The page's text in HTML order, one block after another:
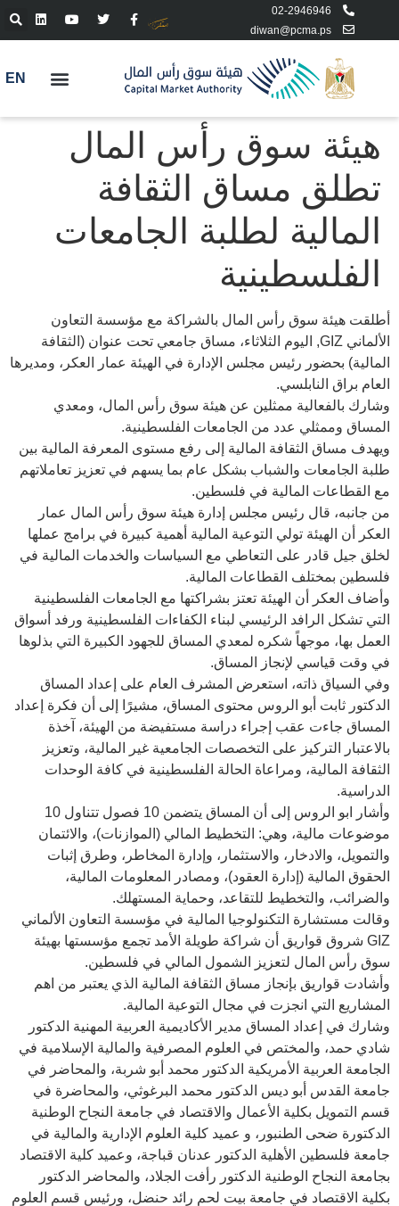
02-2946946
diwan@pcma.ps
EN
هيئة سوق رأس المال
تطلق مساق الثقافة
المالية لطلبة الجامعات
الفلسطينية
أطلقت هيئة سوق رأس المال بالشراكة مع مؤسسة التعاون
الألماني GIZ, اليوم الثلاثاء، مساق جامعي تحت عنوان (الثقافة
المالية) بحضور رئيس مجلس الإدارة في الهيئة عمار العكر، ومديرها
العام براق النابلسي.
وشارك بالفعالية ممثلين عن هيئة سوق رأس المال، ومعدي
المساق وممثلي عدد من الجامعات الفلسطينية.
ويهدف مساق الثقافة المالية إلى رفع مستوى المعرفة المالية بين
طلبة الجامعات والشباب بشكل عام بما يسهم في تعزيز تعاملاتهم
مع القطاعات المالية في فلسطين.
من جانبه، قال رئيس مجلس إدارة هيئة سوق رأس المال عمار
العكر أن الهيئة تولي التوعية المالية أهمية كبيرة في برامج عملها
لخلق جيل قادر على التعاطي مع السياسات والخدمات المالية في
فلسطين بمختلف القطاعات المالية.
وأضاف العكر أن الهيئة تعتز بشراكتها مع الجامعات الفلسطينية
التي تشكل الرافد الرئيسي لبناء الكفاءات الفلسطينية ورفد أسواق
العمل بها، موجهاً شكره لمعدي المساق للجهود الكبيرة التي بذلوها
في وقت قياسي لإنجاز المساق.
وفي السياق ذاته، استعرض المشرف العام على إعداد المساق
الدكتور ثابت أبو الروس محتوى المساق، مشيرًا إلى أن فكرة إعداد
المساق جاءت عقب إجراء دراسة مستفيضة من الهيئة، آخذة
بالاعتبار التركيز على التخصصات الجامعية غير المالية، وتعزيز
الثقافة المالية، ومراعاة الحالة الفلسطينية في كافة الوحدات
الدراسية.
وأشار ابو الروس إلى أن المساق يتضمن 10 فصول تتناول 10
موضوعات مالية، وهي: التخطيط المالي (الموازنات)، والائتمان
والتمويل، والادخار، والاستثمار، وإدارة المخاطر، وطرق إثبات
الحقوق المالية (إدارة العقود)، ومصادر المعلومات المالية،
والضرائب، والتخطيط للتقاعد، وحماية المستهلك.
وقالت مستشارة التكنولوجيا المالية في مؤسسة التعاون الألماني
GIZ شروق قواريق أن شراكة طويلة الأمد تجمع مؤسستها بهيئة
سوق رأس المال لتعزيز الشمول المالي في فلسطين.
وأشادت قواريق بإنجاز مساق الثقافة المالية الذي يعتبر من اهم
المشاريع التي انجزت في مجال التوعية المالية.
وشارك في إعداد المساق مدير الأكاديمية العربية المهنية الدكتور
شادي حمد، والمختص في العلوم المصرفية والمالية الإسلامية في
الجامعة العربية الأمريكية الدكتور محمد أبو شربة، والمحاضر في
جامعة القدس أبو ديس الدكتور محمد البرغوثي، والمحاضرة في
قسم التمويل بكلية الأعمال والاقتصاد في جامعة النجاح الوطنية
الدكتورة ضحى الطنبور، و عميد كلية العلوم الإدارية والمالية في
جامعة فلسطين الأهلية الدكتور عدنان قباجة، وعميد كلية الاقتصاد
بجامعة النجاح الوطنية الدكتور رأفت الجلاد، والمحاضر الدكتور
بكلية الاقتصاد في جامعة بيت لحم رائد حنضل، ورئيس قسم العلوم